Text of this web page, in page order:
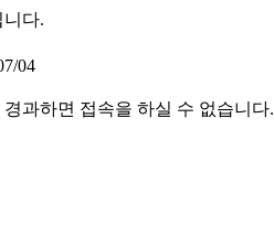
다.
04
과하면 접속을 하실 수 없습니다.